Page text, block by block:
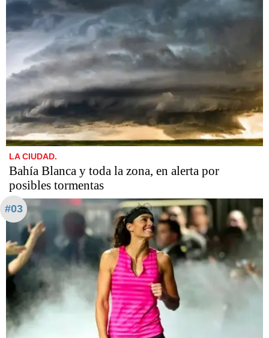
LA CIUDAD.
Bahía Blanca y toda la zona, en alerta por
posibles tormentas
#03